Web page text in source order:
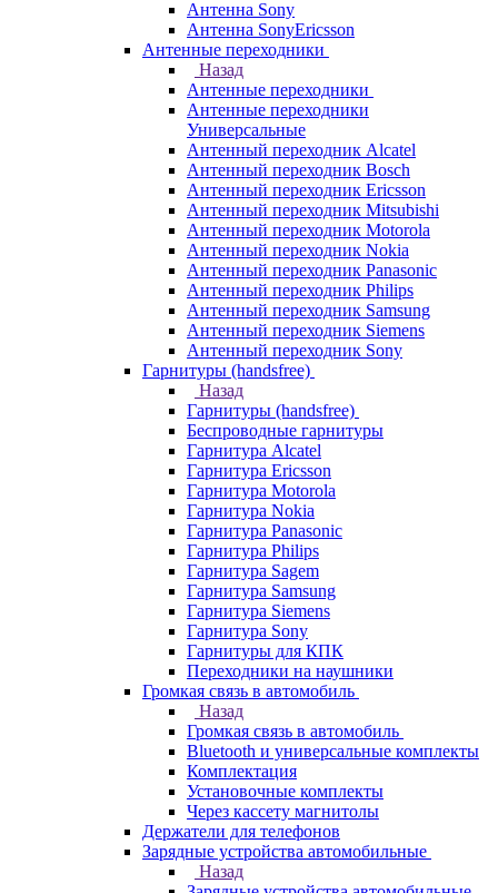
Антенна Sony
Антенна SonyEricsson
Антенные переходники
Назад
Антенные переходники
Антенные переходники
Универсальные
Антенный переходник Alcatel
Антенный переходник Bosch
Антенный переходник Ericsson
Антенный переходник Mitsubishi
Антенный переходник Motorola
Антенный переходник Nokia
Антенный переходник Panasonic
Антенный переходник Philips
Антенный переходник Samsung
Антенный переходник Siemens
Антенный переходник Sony
Гарнитуры (handsfree)
Назад
Гарнитуры (handsfree)
Беспроводные гарнитуры
Гарнитура Alcatel
Гарнитура Ericsson
Гарнитура Motorola
Гарнитура Nokia
Гарнитура Panasonic
Гарнитура Philips
Гарнитура Sagem
Гарнитура Samsung
Гарнитура Siemens
Гарнитура Sony
Гарнитуры для КПК
Переходники на наушники
Громкая связь в автомобиль
Назад
Громкая связь в автомобиль
Bluetooth и универсальные комплекты
Комплектация
Установочные комплекты
Через кассету магнитолы
Держатели для телефонов
Зарядные устройства автомобильные
Назад